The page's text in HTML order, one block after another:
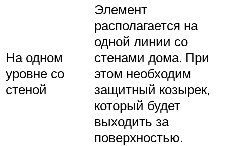
На одном
уровне со
стеной
Элемент
располагается на
одной линии со
стенами дома. При
этом необходим
защитный козырек,
который будет
выходить за
поверхностью.